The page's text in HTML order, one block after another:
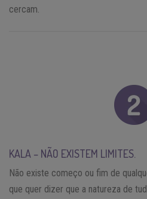
cercam.
KALA – NÃO EXISTEM LIMITES.
Não existe começo ou fim de
que quer dizer que a natureza de